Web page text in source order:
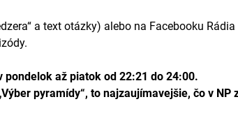
a text otázky) alebo na Facebooku
pondelok až piatok od 22:21 do 24:00.
pyramídy“, to najzaujímavejšie, čo v NP